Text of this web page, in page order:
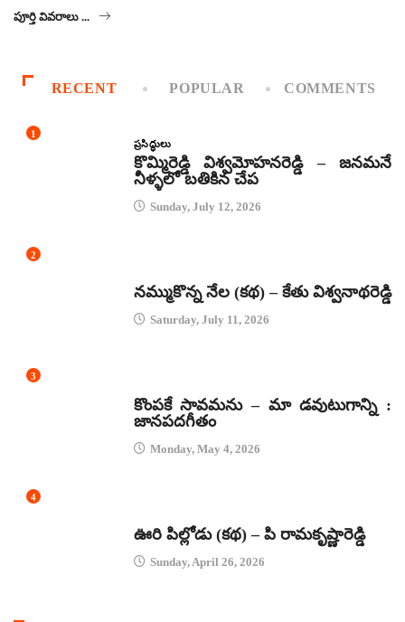
పూర్తి వివరాలు ...
RECENT POPULAR COMMENTS
1
ప్రసిద్ధులు
కొమ్మిరెడ్డి విశ్వమోహనరెడ్డి – జనమనే
నీళ్ళలో బతికిన చేప
Sunday, July 12, 2026
2
నమ్ముకొన్న నేల (కథ) – కేతు విశ్వనాథరెడ్డి
Saturday, July 11, 2026
3
కొంపకే సావమను – మా డవుటుగాన్ని :
జానపదగీతం
Monday, May 4, 2026
4
ఊరి పిల్లోడు (కథ) – పి రామకృష్ణారెడ్డి
Sunday, April 26, 2026